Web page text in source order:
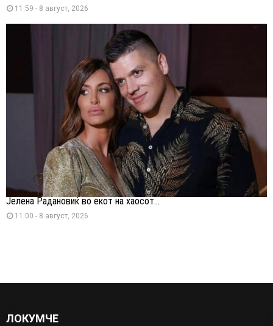
11:59 - 8 август, 2026
Јелена Радановиќ во екот на хаосот...
11:00 - 8 август, 2026
ЛОКУМЧЕ